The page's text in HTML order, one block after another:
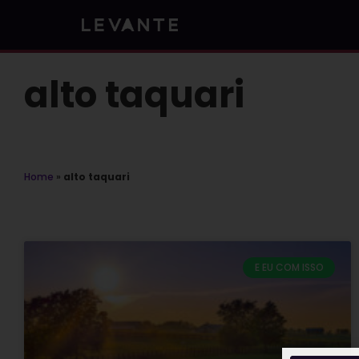
alto taquari
Home » alto taquari
E EU COM ISSO